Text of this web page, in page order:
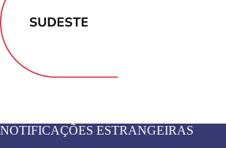
NOTIFICAÇÕES ESTRANGEIRAS